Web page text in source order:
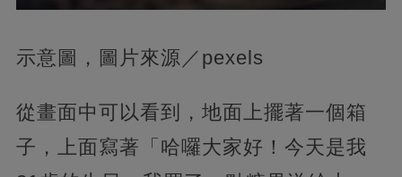
示意圖，圖片來源／pexels
從畫面中可以看到，地面上擺著一個箱
子，上面寫著「哈囉大家好！今天是我